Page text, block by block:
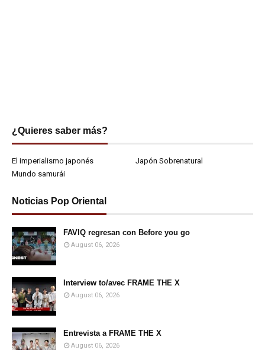
¿Quieres saber más?
El imperialismo japonés
Japón Sobrenatural
Mundo samurái
Noticias Pop Oriental
FAVIQ regresan con Before you go
August 06, 2026
Interview to/avec FRAME THE X
August 06, 2026
Entrevista a FRAME THE X
August 06, 2026